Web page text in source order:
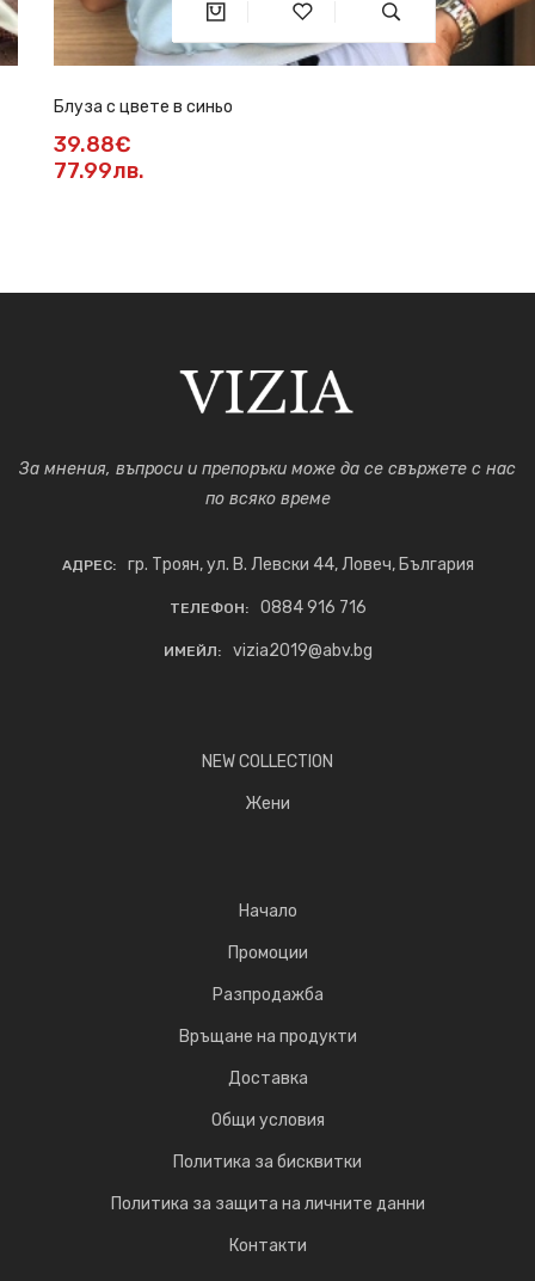
Блуза с цвете в синьо
39.88€
77.99лв.
За мнения, въпроси и препоръки може да се свържете с нас
по всяко време
АДРЕС: гр. Троян, ул. В. Левски 44, Ловеч, България
ТЕЛЕФОН: 0884 916 716
ИМЕЙЛ: vizia2019@abv.bg
NEW COLLECTION
Жени
Начало
Промоции
Разпродажба
Връщане на продукти
Доставка
Общи условия
Политика за бисквитки
Политика за защита на личните данни
Контакти